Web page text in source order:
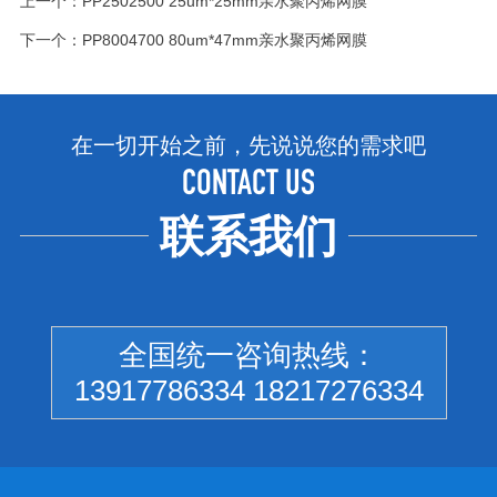
下一个： PP8004700 80um*47mm亲水聚丙烯网膜
在一切开始之前，先说说您的需求吧
CONTACT US
联系我们
全国统一咨询热线：
13917786334 18217276334